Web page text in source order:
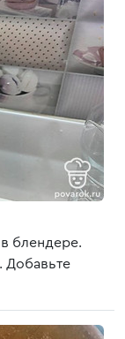
блендере.
Добавьте